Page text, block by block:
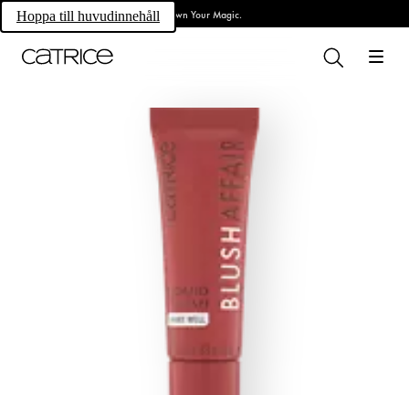
Hoppa till huvudinnehåll Own Your Magic.